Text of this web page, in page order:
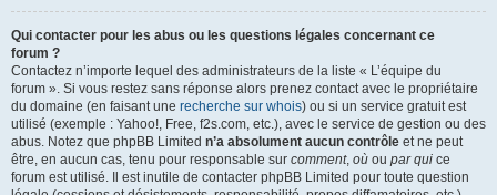
Qui contacter pour les abus ou les questions légales concernant ce
forum ?
Contactez n’importe lequel des administrateurs de la liste « L’équipe du
forum ». Si vous restez sans réponse alors prenez contact avec le propriétaire
du domaine (en faisant une recherche sur whois) ou si un service gratuit est
utilisé (exemple : Yahoo!, Free, f2s.com, etc.), avec le service de gestion ou des
abus. Notez que phpBB Limited n’a absolument aucun contrôle et ne peut
être, en aucun cas, tenu pour responsable sur comment, où ou par qui ce
forum est utilisé. Il est inutile de contacter phpBB Limited pour toute question